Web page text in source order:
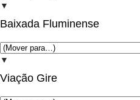
▼
Baixada Fluminense
▼
Viação Gire